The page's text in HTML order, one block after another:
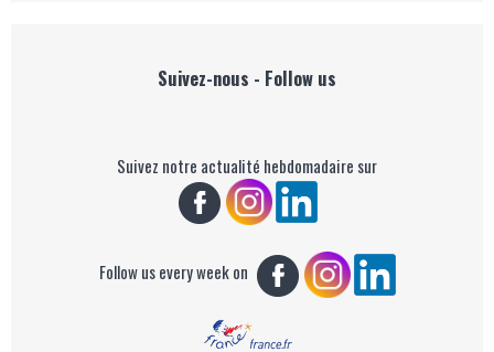
Suivez-nous - Follow us
Suivez notre actualité hebdomadaire sur
Follow us every week on